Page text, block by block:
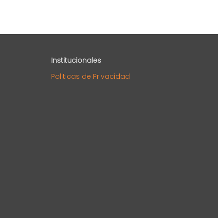
Institucionales
Politicas de Privacidad